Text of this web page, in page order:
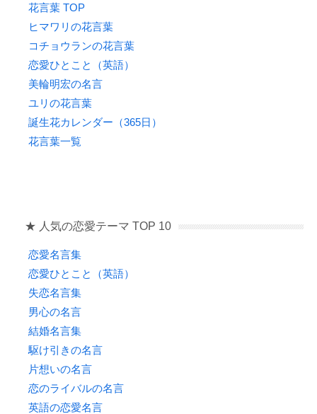
花言葉 TOP
ヒマワリの花言葉
コチョウランの花言葉
恋愛ひとこと（英語）
美輪明宏の名言
ユリの花言葉
誕生花カレンダー（365日）
花言葉一覧
★ 人気の恋愛テーマ TOP 10
恋愛名言集
恋愛ひとこと（英語）
失恋名言集
男心の名言
結婚名言集
駆け引きの名言
片想いの名言
恋のライバルの名言
英語の恋愛名言